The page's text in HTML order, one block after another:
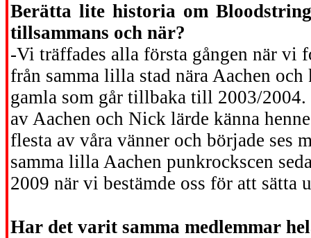
Berätta lite historia om
tillsammans och när?
-Vi träffades alla första gången när vi
från samma lilla stad nära Aachen
gamla som går tillbaka till 2003/2004.
av Aachen och Nick lärde känna
flesta av våra vänner och började ses
samma lilla Aachen punkrockscen
2009 när vi bestämde oss för att sätta
Har det varit samma medlemmar